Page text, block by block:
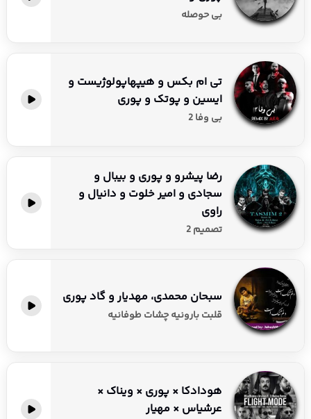
بی حوصله
تی ام بکس و هیپهاپولوژیست و
ایسین و پوتک و پوری
بی وفا 2
رضا پیشرو و پوری و بیبال و
سجادی و امیر خلوت و دانیال و
راوی
تصمیم 2
سبحان محمدی، مهدیار و گاد پوری
قلبت بارونیه چشات طوفانیه
هودادکا × پوری × ویناک ×
عرشیاس × مهیار